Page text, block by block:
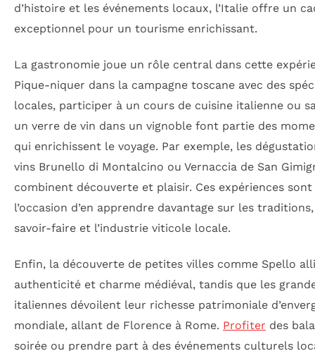
d’histoire et les événements locaux, l’Italie offre un
exceptionnel pour un tourisme enrichissant.
La gastronomie joue un rôle central dans cette
Pique-niquer dans la campagne toscane avec des
locales, participer à un cours de cuisine italienne ou
un verre de vin dans un vignoble font partie des
qui enrichissent le voyage. Par exemple, les
vins Brunello di Montalcino ou Vernaccia de San
combinent découverte et plaisir. Ces expériences sont
l’occasion d’en apprendre davantage sur les
savoir-faire et l’industrie viticole locale.
Enfin, la découverte de petites villes comme Spello
authenticité et charme médiéval, tandis que les
italiennes dévoilent leur richesse patrimoniale
mondiale, allant de Florence à Rome. Profiter des
soirée ou prendre part à des événements culturels